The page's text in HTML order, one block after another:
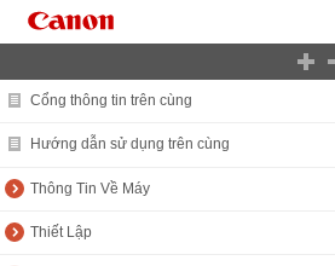
Cổng thông tin trên cùng
Hướng dẫn sử dụng trên cùng
Thông Tin Về Máy
Thiết Lập